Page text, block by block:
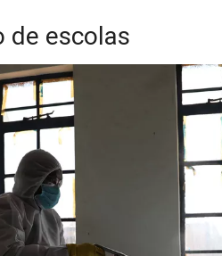
de escolas